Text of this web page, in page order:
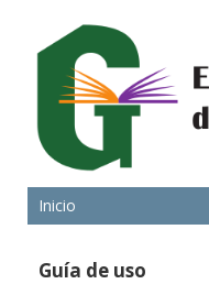
Inicio
Guía de uso